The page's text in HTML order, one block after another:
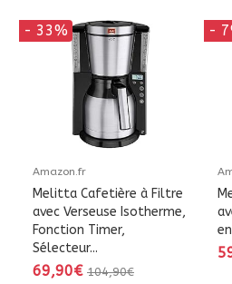
- 33%
Amazon.fr
Melitta Cafetière à Filtre
avec Verseuse Isotherme,
Fonction Timer,
Sélecteur...
69,90€ 104,90€
-